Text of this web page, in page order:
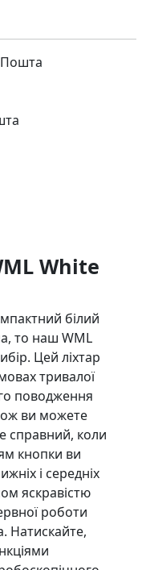
Пошта
White
білий
то наш WML
Цей ліхтар
тривалої
поводження
ви можете
справний, коли
кнопки ви
і середніх
яскравістю
роботи
Натискайте,